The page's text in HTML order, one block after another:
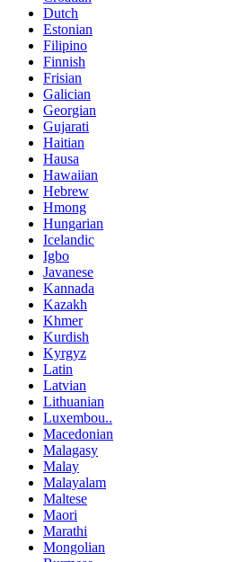
Dutch
Estonian
Filipino
Finnish
Frisian
Galician
Georgian
Gujarati
Haitian
Hausa
Hawaiian
Hebrew
Hmong
Hungarian
Icelandic
Igbo
Javanese
Kannada
Kazakh
Khmer
Kurdish
Kyrgyz
Latin
Latvian
Lithuanian
Luxembou..
Macedonian
Malagasy
Malay
Malayalam
Maltese
Maori
Marathi
Mongolian